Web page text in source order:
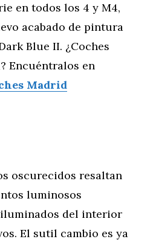
en todos los 4 y M4,
acabado de pintura
Blue II. ¿Coches
Encuéntralos en
Madrid
oscurecidos resaltan
luminosos
del interior
El sutil cambio es ya